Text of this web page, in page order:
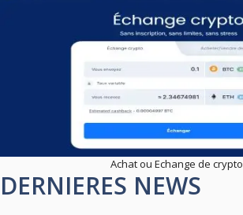
Achat ou Echange de crypto
DERNIERES NEWS